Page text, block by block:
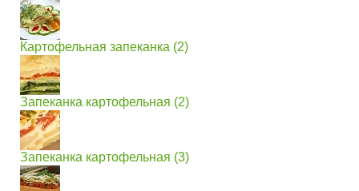
Картофельная запеканка (2)
Запеканка картофельная (2)
Запеканка картофельная (3)